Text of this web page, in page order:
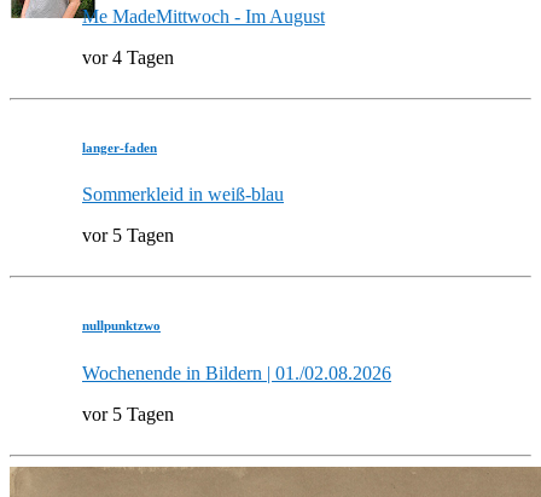
Me MadeMittwoch - Im August
vor 4 Tagen
langer-faden
Sommerkleid in weiß-blau
vor 5 Tagen
nullpunktzwo
Wochenende in Bildern | 01./02.08.2026
vor 5 Tagen